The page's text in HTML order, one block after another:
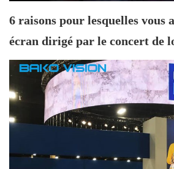
6 raisons pour lesquelles vous
écran dirigé par le concert de